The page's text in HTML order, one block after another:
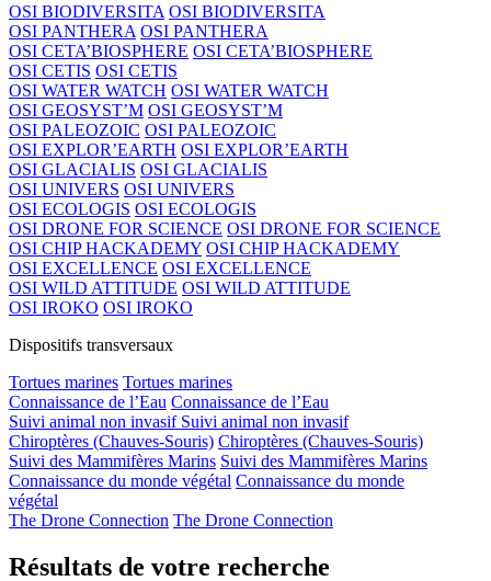
OSI BIODIVERSITA OSI BIODIVERSITA
OSI PANTHERA OSI PANTHERA
OSI CETA’BIOSPHERE OSI CETA’BIOSPHERE
OSI CETIS OSI CETIS
OSI WATER WATCH OSI WATER WATCH
OSI GEOSYST’M OSI GEOSYST’M
OSI PALEOZOIC OSI PALEOZOIC
OSI EXPLOR’EARTH OSI EXPLOR’EARTH
OSI GLACIALIS OSI GLACIALIS
OSI UNIVERS OSI UNIVERS
OSI ECOLOGIS OSI ECOLOGIS
OSI DRONE FOR SCIENCE OSI DRONE FOR SCIENCE
OSI CHIP HACKADEMY OSI CHIP HACKADEMY
OSI EXCELLENCE OSI EXCELLENCE
OSI WILD ATTITUDE OSI WILD ATTITUDE
OSI IROKO OSI IROKO
Dispositifs transversaux
Tortues marines Tortues marines
Connaissance de l’Eau Connaissance de l’Eau
Suivi animal non invasif Suivi animal non invasif
Chiroptères (Chauves-Souris) Chiroptères (Chauves-Souris)
Suivi des Mammifères Marins Suivi des Mammifères Marins
Connaissance du monde végétal Connaissance du monde
végétal
The Drone Connection The Drone Connection
Résultats de votre recherche